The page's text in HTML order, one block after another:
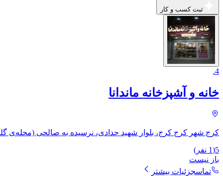
ثبت کسب و کار
4
.
خانه و آشپزخانه ماندانا
کرج شهر کرج کرج، بلوار شهید حدادی، نرسیده به صالحی (محله‌ی
5
(
1 نفر)
باز نیست
تماسجزئیات بیشتر